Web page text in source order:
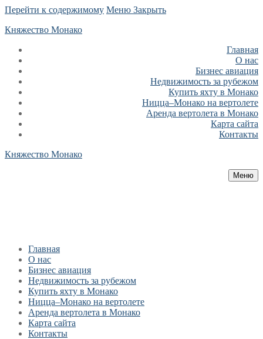
Перейти к содержимому Меню Закрыть
Княжество Монако
Главная
О нас
Бизнес авиация
Недвижимость за рубежом
Купить яхту в Монако
Ницца–Монако на вертолете
Аренда вертолета в Монако
Карта сайта
Контакты
Княжество Монако
Меню
Главная
О нас
Бизнес авиация
Недвижимость за рубежом
Купить яхту в Монако
Ницца–Монако на вертолете
Аренда вертолета в Монако
Карта сайта
Контакты